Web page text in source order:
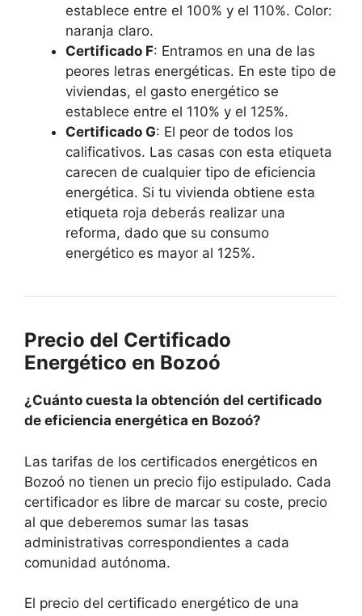
establece entre el 100% y el 110%. Color:
naranja claro.
Certificado F: Entramos en una de las
peores letras energéticas. En este tipo de
viviendas, el gasto energético se
establece entre el 110% y el 125%.
Certificado G: El peor de todos los
calificativos. Las casas con esta etiqueta
carecen de cualquier tipo de eficiencia
energética. Si tu vivienda obtiene esta
etiqueta roja deberás realizar una
reforma, dado que su consumo
energético es mayor al 125%.
Precio del Certificado
Energético en Bozoó
¿Cuánto cuesta la obtención del certificado
de eficiencia energética en Bozoó?
Las tarifas de los certificados energéticos en
Bozoó no tienen un precio fijo estipulado. Cada
certificador es libre de marcar su coste, precio
al que deberemos sumar las tasas
administrativas correspondientes a cada
comunidad autónoma.
El precio del certificado energético de una